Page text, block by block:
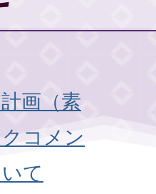
画（素
コメン
て